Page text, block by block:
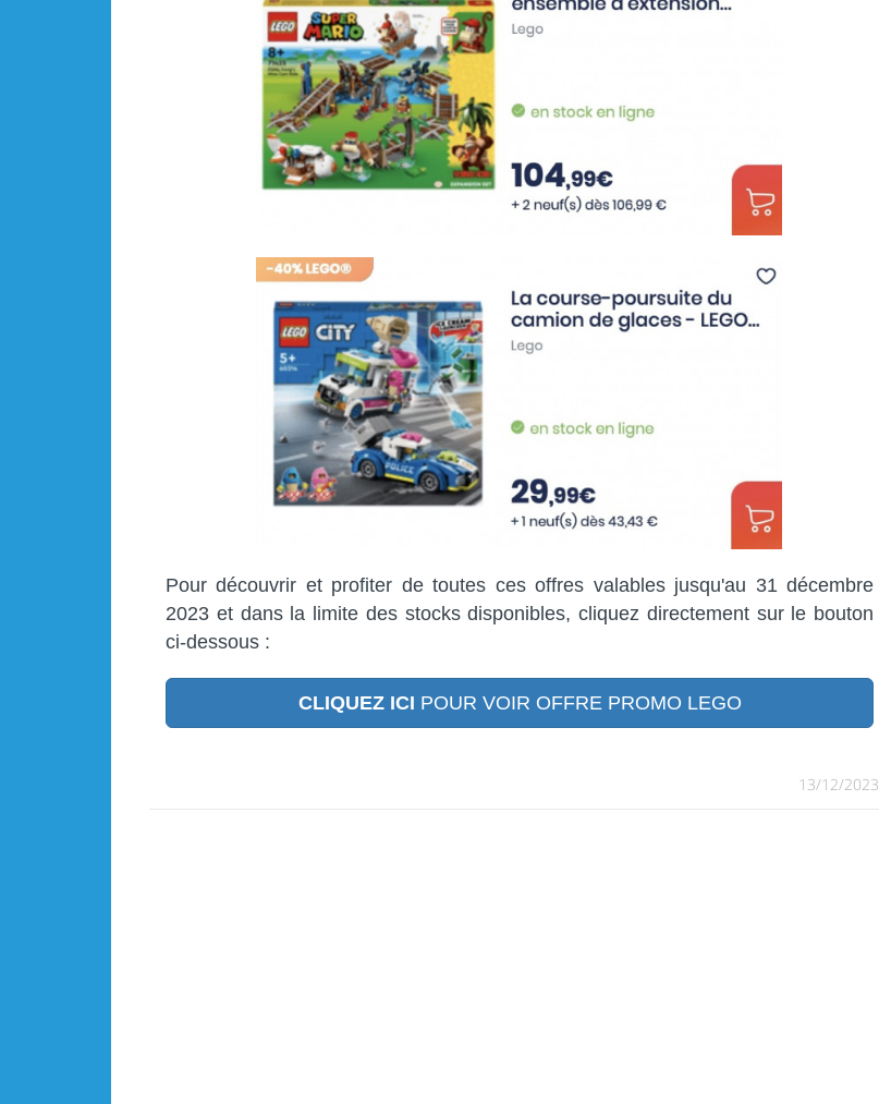
Pour découvrir et profiter de toutes ces offres valables jusqu'au 31 décembre
2023 et dans la limite des stocks disponibles, cliquez directement sur le bouton
ci-dessous :
CLIQUEZ ICI POUR VOIR OFFRE PROMO LEGO
13/12/2023